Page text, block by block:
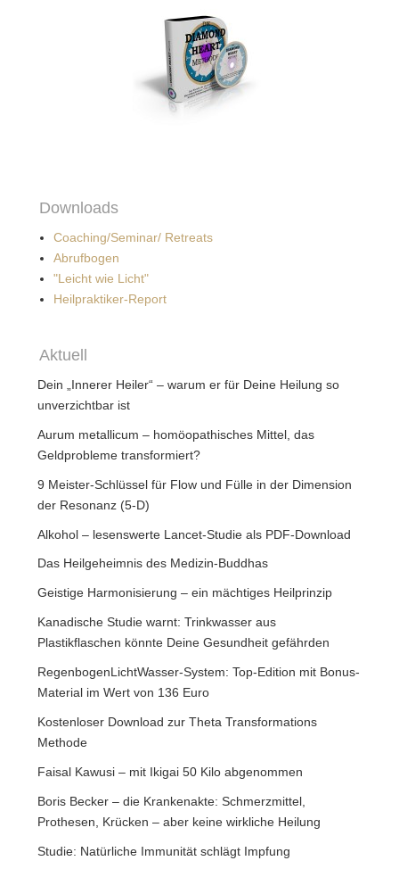
Downloads
Coaching/Seminar/ Retreats
Abrufbogen
"Leicht wie Licht"
Heilpraktiker-Report
Aktuell
Dein „Innerer Heiler“ – warum er für Deine Heilung so
unverzichtbar ist
Aurum metallicum – homöopathisches Mittel, das
Geldprobleme transformiert?
9 Meister-Schlüssel für Flow und Fülle in der Dimension
der Resonanz (5-D)
Alkohol – lesenswerte Lancet-Studie als PDF-Download
Das Heilgeheimnis des Medizin-Buddhas
Geistige Harmonisierung – ein mächtiges Heilprinzip
Kanadische Studie warnt: Trinkwasser aus
Plastikflaschen könnte Deine Gesundheit gefährden
RegenbogenLichtWasser-System: Top-Edition mit Bonus-
Material im Wert von 136 Euro
Kostenloser Download zur Theta Transformations
Methode
Faisal Kawusi – mit Ikigai 50 Kilo abgenommen
Boris Becker – die Krankenakte: Schmerzmittel,
Prothesen, Krücken – aber keine wirkliche Heilung
Studie: Natürliche Immunität schlägt Impfung